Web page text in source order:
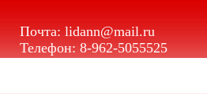
Почта: lidann@mail.ru
Телефон: 8-962-5055525